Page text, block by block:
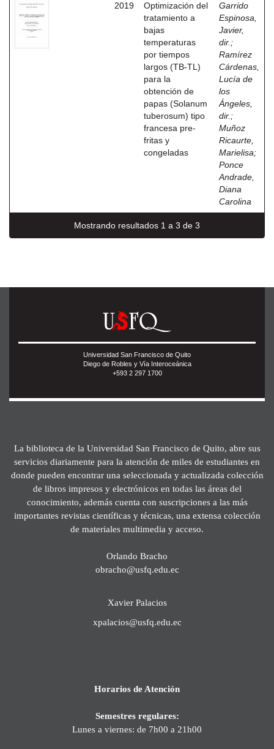
2019
Optimización del
tratamiento a
bajas
temperaturas
por tiempos
largos (TB-TL)
para la
obtención de
papas (Solanum
tuberosum) tipo
francesa pre-
fritas y
congeladas
Garrido
Espinosa,
Javier,
dir. ;
Ramírez
Cárdenas,
Lucía de
los
Ángeles,
dir. ;
Muñoz
Ricaurte,
Marielisa;
Ponce
Andrade,
Diana
Carolina
Mostrando resultados 1 a 3 de 3
Universidad San Francisco de Quito
Diego de Robles y Vía Interoceánica
+593 2 297 1700
La biblioteca de la Universidad San Francisco de Quito, abre sus
servicios diariamente para la atención de miles de estudiantes en
donde pueden encontrar una seleccionada y actualizada colección
de libros impresos y electrónicos en todas las áreas del
conocimiento, además cuenta con suscripciones a las más
importantes revistas científicas y técnicas, una extensa colección
de materiales multimedia y acceso.
Orlando Bracho
obracho@usfq.edu.ec
Xavier Palacios
xpalacios@usfq.edu.ec
Horarios de Atención
Semestres regulares:
Lunes a viernes: de 7h00 a 21h00